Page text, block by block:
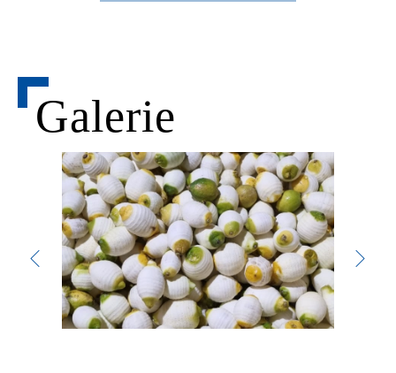
Galerie